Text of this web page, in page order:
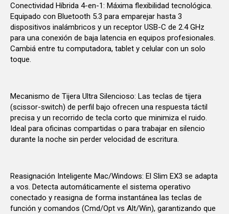
Conectividad Híbrida 4-en-1: Máxima flexibilidad tecnológica.
Equipado con Bluetooth 5.3 para emparejar hasta 3
dispositivos inalámbricos y un receptor USB-C de 2.4 GHz
para una conexión de baja latencia en equipos profesionales.
Cambiá entre tu computadora, tablet y celular con un solo
toque.
Mecanismo de Tijera Ultra Silencioso: Las teclas de tijera
(scissor-switch) de perfil bajo ofrecen una respuesta táctil
precisa y un recorrido de tecla corto que minimiza el ruido.
Ideal para oficinas compartidas o para trabajar en silencio
durante la noche sin perder velocidad de escritura.
Reasignación Inteligente Mac/Windows: El Slim EX3 se adapta
a vos. Detecta automáticamente el sistema operativo
conectado y reasigna de forma instantánea las teclas de
función y comandos (Cmd/Opt vs Alt/Win), garantizando que